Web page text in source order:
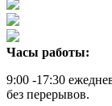
Часы работы:
9:00 -17:30
без перерывов.